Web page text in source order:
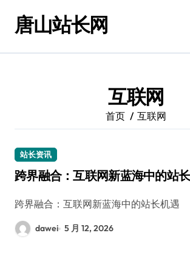
唐山站长网
互联网
首页 互联网
站长资讯
跨界融合：互联网新蓝海中的站
跨界融合：互联网新蓝海中的站长机遇
dawei 5 月 12, 2026